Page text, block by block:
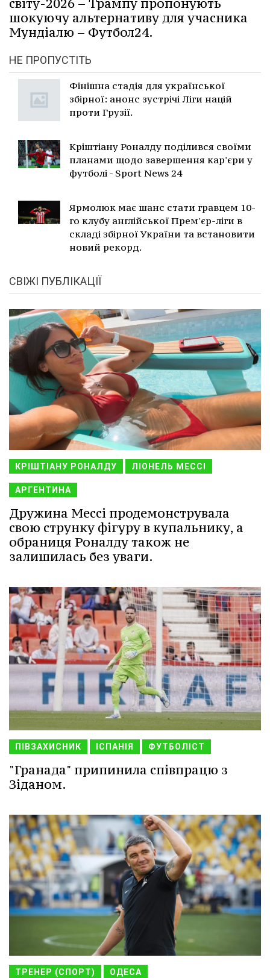
світу-2026 – Трампу пропонують
шокуючу альтернативу для учасника
Мундіалю – Футбол24.
НЕ ПРОПУСТІТЬ
Фінішна стадія для української
збірної: анонс зустрічі Ліги націй
проти Грузії.
Кріштіану Роналду поділився своїми
планами щодо завершення кар'єри у
футболі - Sport News 24
Ярмолюк має шанс стати гравцем 10-
го клубу англійської Прем'єр-ліги в
складі збірної України та встановити
новий рекорд.
СВІЖІ ПУБЛІКАЦІЇ
КРІШТІАНУ РОНАЛДУ ЛІОНЕЛЬ МЕССІ
АРГЕНТИНА
Дружина Мессі продемонструвала
свою струнку фігуру в купальнику, а
обраниця Роналду також не
залишилась без уваги.
ПІВЗАХИСНИК ІСПАНІЯ ФУТБОЛІСТ
"Гранада" припинила співпрацю з
Зіданом.
ТРЕНЕР (СПОРТ) ОДЕСА